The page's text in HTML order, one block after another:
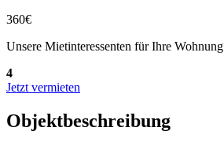
360€
Unsere Mietinteressenten für Ihre Wohnung
4
Jetzt vermieten
Objektbeschreibung